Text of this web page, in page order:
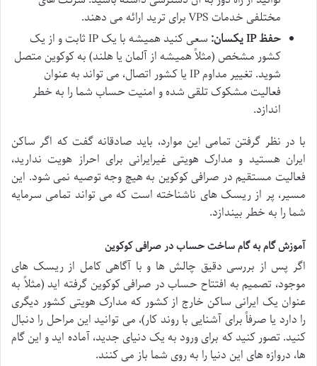
مختلفی خدمات VPS برای ترید ارائه می دهند.
حفظ IP یکسان:
سعی کنید همیشه با یک IP ثابت و از یک
کشور مشخص (مثلاً همیشه از آلمان یا هلند) به کوکوین متصل
شوید. تغییر مداوم IP یا کشور اتصال، می تواند به عنوان
فعالیت مشکوک تلقی شده و امنیت حساب شما را به خطر
اندازد.
با در نظر گرفتن تمامی این موارد، باید صادقانه گفت که اگر ساکن
ایران هستید و مدارک هویتی غیرایرانی برای احراز هویت ندارید،
فعالیت مستقیم در صرافی کوکوین به هیچ وجه توصیه نمی شود. این
مسیر، پر از ریسک های ناشناخته است که می تواند تمامی سرمایه
شما را به خطر بیندازد.
آموزش گام به گام ساخت حساب در صرافی کوکوین
اگر پس از بررسی دقیق چالش ها و با آگاهی کامل از ریسک های
موجود، تصمیم به افتتاح حساب در صرافی کوکوین گرفته اید (مثلاً به
عنوان یک ایرانی ساکن خارج از کشور که مدارک هویتی کشور دیگری
را دارد یا صرفاً برای آشنایی با روند کار)، می توانید این مراحل را دنبال
کنید. تصور کنید که برای ورود به یک دنیای جدید، آماده اید و این گام
ها، دروازه های این دنیا را به روی شما باز می کنند.